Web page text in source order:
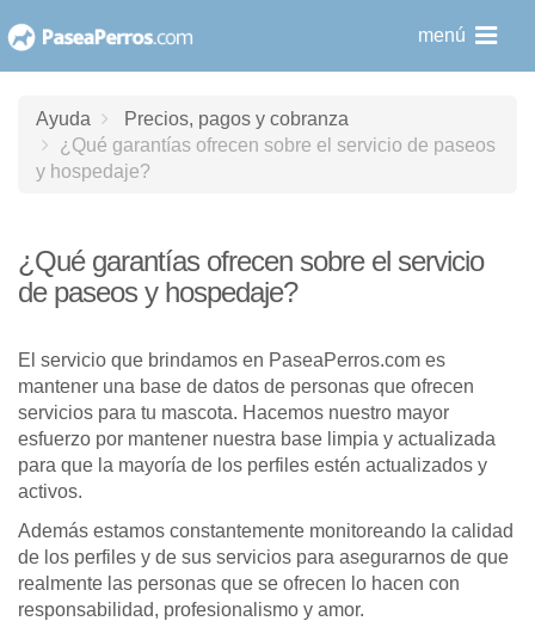
al
menú
Ayuda
Precios, pagos y cobranza
¿Qué garantías ofrecen sobre el servicio de paseos
y hospedaje?
¿Qué garantías ofrecen sobre el servicio
de paseos y hospedaje?
El servicio que brindamos en PaseaPerros.com es
mantener una base de datos de personas que ofrecen
servicios para tu mascota. Hacemos nuestro mayor
esfuerzo por mantener nuestra base limpia y actualizada
para que la mayoría de los perfiles estén actualizados y
activos.
Además estamos constantemente monitoreando la calidad
de los perfiles y de sus servicios para asegurarnos de que
realmente las personas que se ofrecen lo hacen con
responsabilidad, profesionalismo y amor.